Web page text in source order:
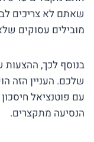
שאתם לא צריכים
מובילים עסוקים
בנוסף לכך,
שלכם. העניין הזה
עם פוטנציאל
הנסיעה מתקצרים.